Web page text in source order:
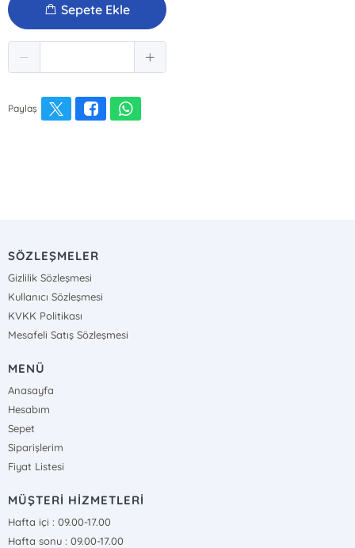
Sepete Ekle
Paylaş
SÖZLEŞMELER
Gizlilik Sözleşmesi
Kullanıcı Sözleşmesi
KVKK Politikası
Mesafeli Satış Sözleşmesi
MENÜ
Anasayfa
Hesabım
Sepet
Siparişlerim
Fiyat Listesi
MÜŞTERİ HİZMETLERİ
Hafta içi : 09.00-17.00
Hafta sonu : 09.00-17.00